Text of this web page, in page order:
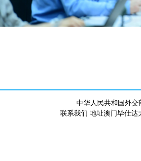
中华人民共和国外
联系我们 地址澳门毕仕